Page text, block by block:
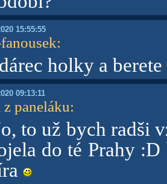
15:55:55
:
holky a
09:13:11
paneláku:
to už bych radši
do té Prahy